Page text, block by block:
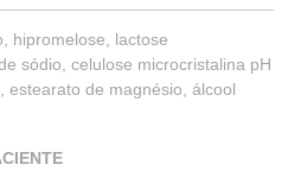
hipromelose, lactose
sódio, celulose microcristalina pH
estearato de magnésio, álcool